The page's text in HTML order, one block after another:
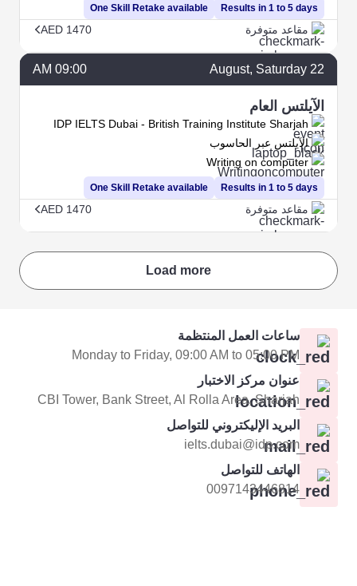
Results in 1 to 5 days
One Skill Retake available
مقاعد متوفرة AED 1470
22
August, Saturday
09:00 AM
الآيلتس العام
IDP IELTS Dubai - British Training Institute Sharjah
Results in 1 to 5 days
الآيلتس عبر الحاسوب
Writing on computer
One Skill Retake available
مقاعد متوفرة AED 1470
Load more
ساعات العمل المنتظمة
Monday to Friday, 09:00 AM to 05:00 PM
عنوان مركز الاختبار
CBI Tower, Bank Street, Al Rolla Area, Sharjah
البريد الإليكتروني للتواصل
ielts.dubai@idp.com
الهاتف للتواصل
0097143446814